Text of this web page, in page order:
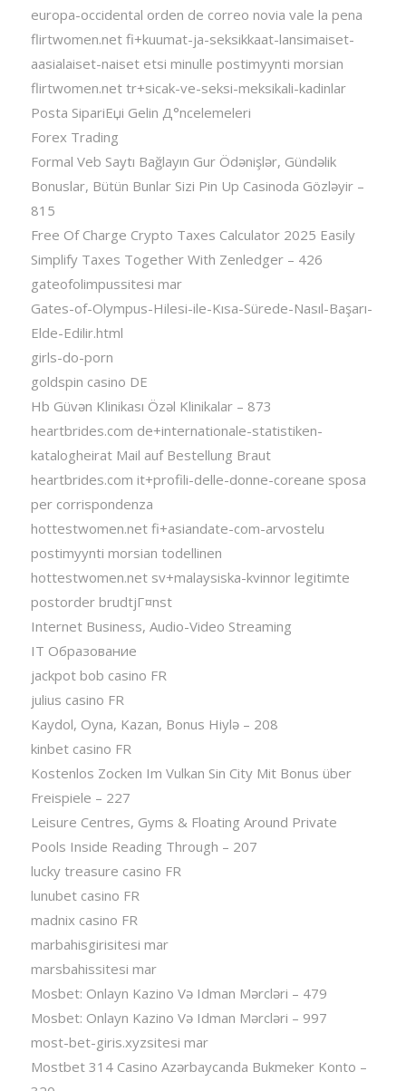
europa-occidental orden de correo novia vale la pena
flirtwomen.net fi+kuumat-ja-seksikkaat-lansimaiset-
aasialaiset-naiset etsi minulle postimyynti morsian
flirtwomen.net tr+sicak-ve-seksi-meksikali-kadinlar
Posta SipariЕџi Gelin Д°ncelemeleri
Forex Trading
Formal Veb Saytı Bağlayın️ Gur Ödənişlər, Gündəlik
Bonuslar, Bütün Bunlar Sizi Pin Up Casinoda Gözləyir –
815
Free Of Charge Crypto Taxes Calculator 2025 Easily
Simplify Taxes Together With Zenledger – 426
gateofolimpussitesi mar
Gates-of-Olympus-Hilesi-ile-Kısa-Sürede-Nasıl-Başarı-
Elde-Edilir.html
girls-do-porn
goldspin casino DE
Hb Güvən Klinikası Özəl Klinikalar – 873
heartbrides.com de+internationale-statistiken-
katalogheirat Mail auf Bestellung Braut
heartbrides.com it+profili-delle-donne-coreane sposa
per corrispondenza
hottestwomen.net fi+asiandate-com-arvostelu
postimyynti morsian todellinen
hottestwomen.net sv+malaysiska-kvinnor legitimte
postorder brudtjГ¤nst
Internet Business, Audio-Video Streaming
IT Образование
jackpot bob casino FR
julius casino FR
Kaydol, Oyna, Kazan, Bonus Hiylə – 208
kinbet casino FR
Kostenlos Zocken Im Vulkan Sin City Mit Bonus über
Freispiele – 227
Leisure Centres, Gyms & Floating Around Private
Pools Inside Reading Through – 207
lucky treasure casino FR
lunubet casino FR
madnix casino FR
marbahisgirisitesi mar
marsbahissitesi mar
Mosbet: Onlayn Kazino Və Idman Mərcləri – 479
Mosbet: Onlayn Kazino Və Idman Mərcləri – 997
most-bet-giris.xyzsitesi mar
Mostbet 314 Casino Azərbaycanda Bukmeker Konto –